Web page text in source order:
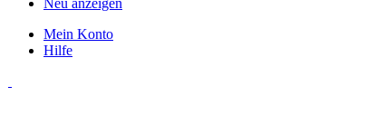
Neu anzeigen
Mein Konto
Hilfe